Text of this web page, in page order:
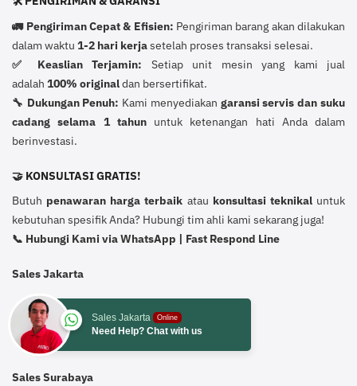
🚛 Pengiriman Cepat & Efisien: Pengiriman barang akan dilakukan
dalam waktu 1-2 hari kerjasetelah proses transaksi selesai.
✅ Keaslian Terjamin: Setiap unit mesin yang kami jual
adalah 100% originaldan bersertifikat.
🔧 Dukungan Penuh: Kami menyediakan garansi servis dan suku
cadang selama 1 tahununtuk ketenangan hati Anda dalam
berinvestasi.
🤝 KONSULTASI GRATIS!
Butuh penawaran harga terbaik atau konsultasi teknikaluntuk
kebutuhan spesifik Anda? Hubungi tim ahli kami sekarang juga!
📞 Hubungi Kami via WhatsApp | Fast Respond Line
Sales Jakarta
Sales Jakarta Online
Need Help? Chat with us
Sales Surabaya